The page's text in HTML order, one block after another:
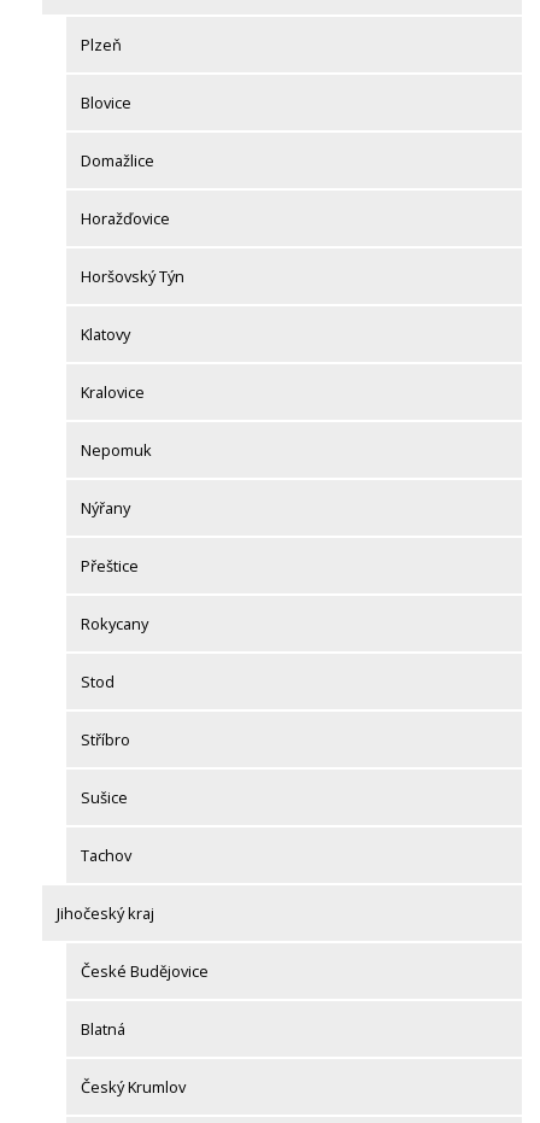
Plzeň
Blovice
Domažlice
Horažďovice
Horšovský Týn
Klatovy
Kralovice
Nepomuk
Nýřany
Přeštice
Rokycany
Stod
Stříbro
Sušice
Tachov
Jihočeský kraj
České Budějovice
Blatná
Český Krumlov